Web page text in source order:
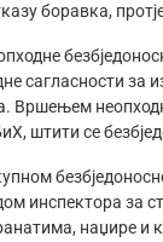
боравка,
сагласности за
Вршењем
штити се
инспектора за
наџире